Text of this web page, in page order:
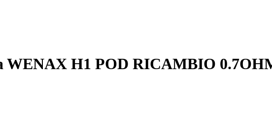
WENAX H1 POD RICAMBIO